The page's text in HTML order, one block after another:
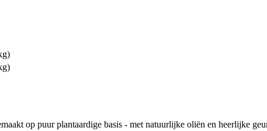
op puur plantaardige basis - met natuurlijke oliën en heerlijke